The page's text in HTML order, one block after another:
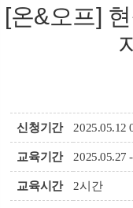
[온&오프]
신청기간 2025.05.12
교육기간 2025.05.27
교육시간 2시간